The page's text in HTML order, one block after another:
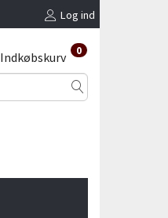
Log ind
Indkøbskurv 0